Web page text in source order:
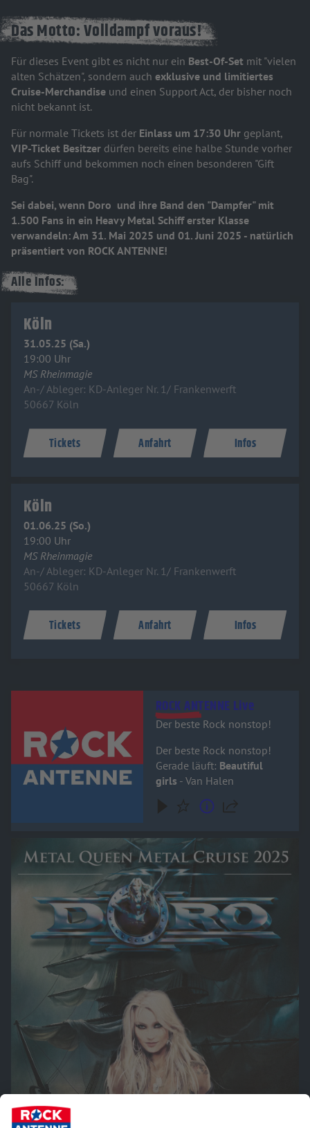
Das Motto: Volldampf voraus!
Für dieses Event gibt es nicht nur ein Best-Of-Set mit "vielen
alten Schätzen", sondern auch exklusive und limitiertes
Cruise-Merchandise und einen Support Act, der bisher noch
nicht bekannt ist.
Für normale Tickets ist der Einlass um 17:30 Uhr geplant,
VIP-Ticket Besitzer dürfen bereits eine halbe Stunde vorher
aufs Schiff und bekommen noch einen besonderen "Gift
Bag".
Sei dabei, wenn Doro und ihre Band den "Dampfer" mit
1.500 Fans in ein Heavy Metal Schiff erster Klasse
verwandeln: Am 31. Mai 2025 und 01. Juni 2025 - natürlich
präsentiert von ROCK ANTENNE!
Alle Infos:
Köln
31.05.25 (Sa.)
19:00 Uhr
MS Rheinmagie
An-/ Ableger: KD-Anleger Nr. 1/ Frankenwerft
50667 Köln
Tickets Anfahrt Infos
Köln
01.06.25 (So.)
19:00 Uhr
MS Rheinmagie
An-/ Ableger: KD-Anleger Nr. 1/ Frankenwerft
50667 Köln
Tickets Anfahrt Infos
ROCK ANTENNE Live
Der beste Rock nonstop!
Der beste Rock nonstop!
Gerade läuft: Beautiful
girls - Van Halen